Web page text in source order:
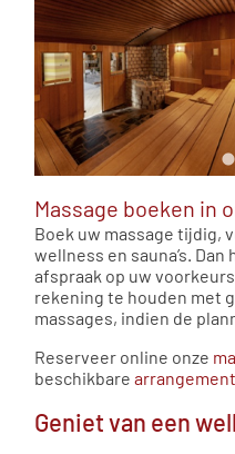
Massage boeken in
Boek uw massage tijdig,
wellness en sauna’s.
afspraak op uw
rekening te houden met
massages, indien de
Reserveer online onze
beschikbare
Geniet van een